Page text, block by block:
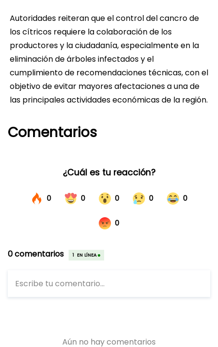
Autoridades reiteran que el control del cancro de
los cítricos requiere la colaboración de los
productores y la ciudadanía, especialmente en la
eliminación de árboles infectados y el
cumplimiento de recomendaciones técnicas, con el
objetivo de evitar mayores afectaciones a una de
las principales actividades económicas de la región.
Comentarios